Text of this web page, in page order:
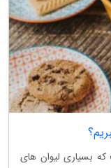
بسیاری لیوان های